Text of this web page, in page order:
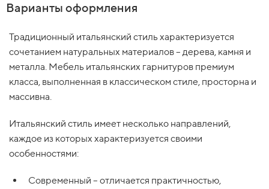
Варианты оформления
Традиционный итальянский стиль характеризуется
сочетанием натуральных материалов – дерева, камня и
металла. Мебель итальянских гарнитуров премиум
класса, выполненная в классическом стиле, просторна и
массивна.
Итальянский стиль имеет несколько направлений,
каждое из которых характеризуется своими
особенностями:
Современный – отличается практичностью,